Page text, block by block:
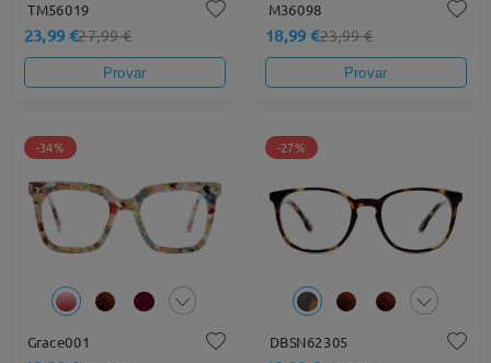
TM56019
23,99 €27,99 €
Provar
M36098
18,99 €23,99 €
Provar
-34%
Grace001
-27%
DBSN62305